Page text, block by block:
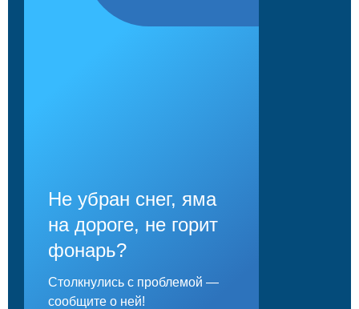
Не убран снег, яма
на дороге, не горит
фонарь?
Столкнулись с проблемой —
сообщите о ней!